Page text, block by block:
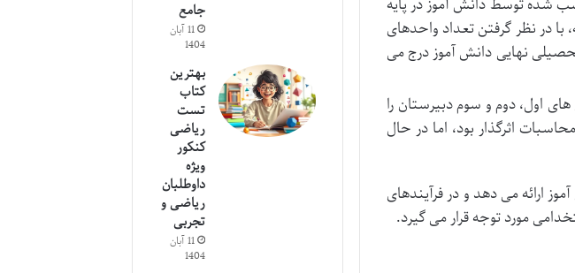
در نظر گرفتن تعداد واحدهای
نهایی دانش آموز درج می
اول، دوم و سوم دبیرستان را
اثرگذار بود، اما در حال
ارائه می دهد و در فرآیندهای
مورد توجه قرار می گیرد.
جامع
11 آبان
1404
بهترین
کتاب
تست
ریاضی
کنکور
ویژه
داوطلبان
ریاضی و
تجربی
11 آبان
1404